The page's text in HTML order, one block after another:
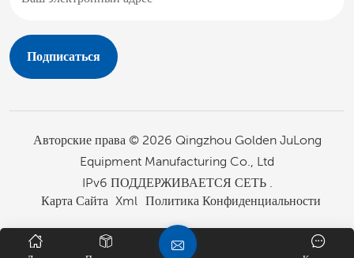
Авторские права © 2026 Qingzhou Golden JuLong
Equipment Manufacturing Co., Ltd
IPv6 ПОДДЕРЖИВАЕТСЯ СЕТЬ .
Карта Сайта Xml Политика Конфиденциальности